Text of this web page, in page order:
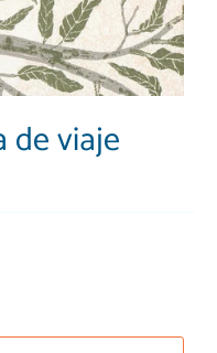
de viaje